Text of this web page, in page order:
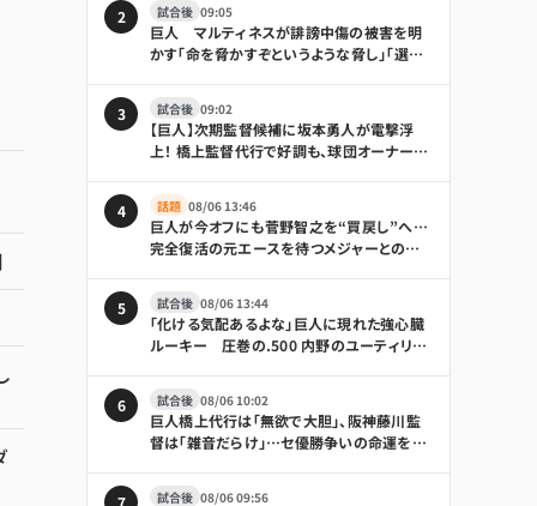
2
試合後 09:05
巨人 マルティネスが誹謗中傷の被害を明
かす「命を脅かすぞというような脅し」「選手
3
試合後 09:02
【巨人】次期監督候補に坂本勇人が電撃浮
上！ 橋上監督代行で好調も、球団オーナーは
4
話題 08/06 13:46
巨人が今オフにも菅野智之を“買戻し”へ…
完全復活の元エースを待つメジャーとの争
5
試合後 08/06 13:44
「化ける気配あるよな」巨人に現れた強心臓
ルーキー 圧巻の.500 内野のユーティリテ
6
試合後 08/06 10:02
巨人橋上代行は「無欲で大胆」、阪神藤川監
督は「雑音だらけ」…セ優勝争いの命運を分
7
試合後 08/06 09:56